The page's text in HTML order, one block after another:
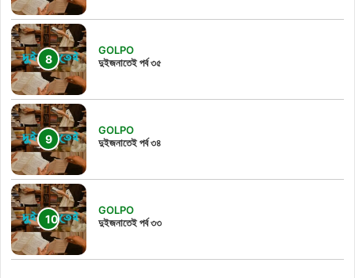
GOLPO
দুইজনাতেই পর্ব ৩৫
GOLPO
দুইজনাতেই পর্ব ৩৪
GOLPO
দুইজনাতেই পর্ব ৩৩